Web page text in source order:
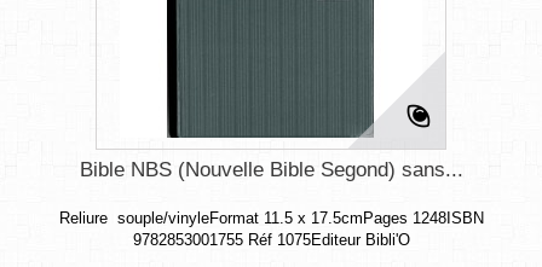
Bible NBS (Nouvelle Bible Segond) sans...
Reliure souple/vinyleFormat 11.5 x 17.5cmPages 1248ISBN
9782853001755 Réf 1075Editeur Bibli'O